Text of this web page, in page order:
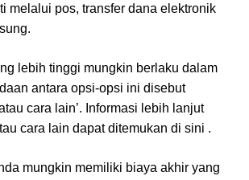
melalui pos, transfer dana elektronik
lebih tinggi mungkin berlaku dalam
antara opsi-opsi ini disebut
cara lain’. Informasi lebih lanjut
cara lain dapat ditemukan di sini .
mungkin memiliki biaya akhir yang